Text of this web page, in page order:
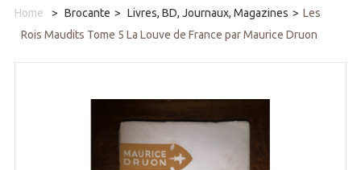
Home > Brocante > Livres, BD, Journaux, Magazines > Les
Rois Maudits Tome 5 La Louve de France par Maurice Druon